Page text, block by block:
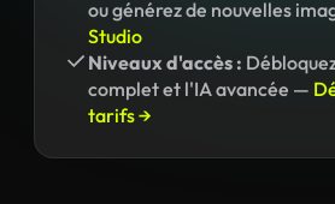
ou générez de nouvelles
Studio
Niveaux d'accès :
complet et l'IA avancée —
tarifs →